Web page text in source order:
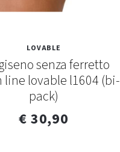
LOVABLE
senza ferretto
line lovable l1604 (bi-
pack)
€ 30,90